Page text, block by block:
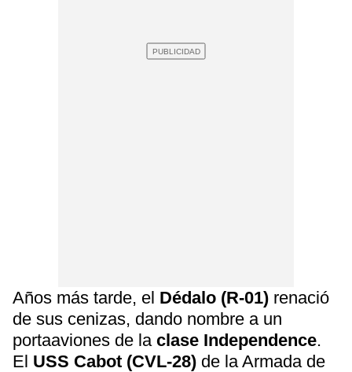
Años más tarde, el Dédalo (R-01) renació
de sus cenizas, dando nombre a un
portaaviones de la clase Independence.
El USS Cabot (CVL-28) de la Armada de